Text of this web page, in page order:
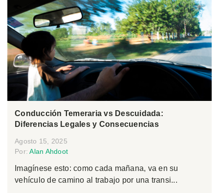
Conducción Temeraria vs Descuidada:
Diferencias Legales y Consecuencias
Agosto 15, 2025
Por:Alan Ahdoot
Imagínese esto: como cada mañana, va en su
vehículo de camino al trabajo por una transi...